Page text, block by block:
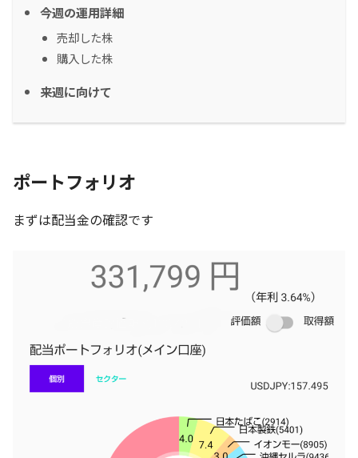
今週の運用詳細
売却した株
購入した株
来週に向けて
ポートフォリオ
まずは配当金の確認です